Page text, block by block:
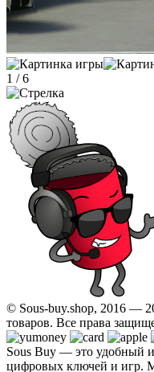
1 /6
© Sous-buy.shop, 2016 —
товаров. Все права
Sous Buy — это удобный
цифровых ключей и игр.